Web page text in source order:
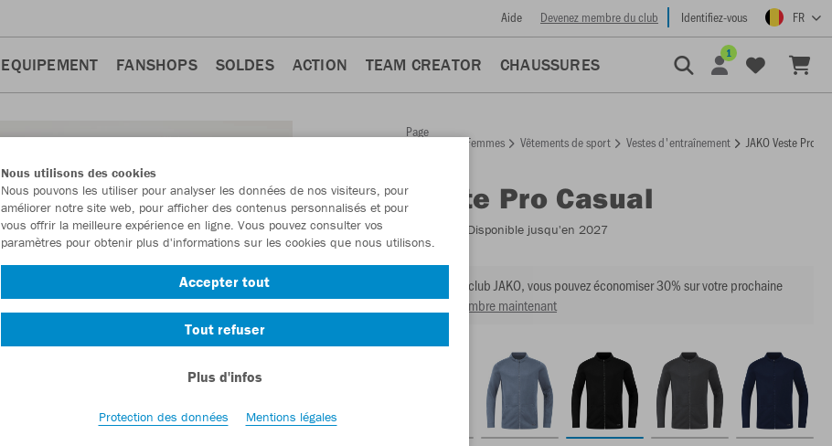
Aide Devenez membre du club Identifiez-vous FR
EQUIPEMENT FANSHOPS SOLDES ACTION TEAM CREATOR CHAUSSURES
1
Retour
Page
Femmes Vêtements de sport Vestes d'entraînement JAKO Veste Pro
JAKO Veste Pro Casual
Numéro d’article: - Disponible jusqu'en 2027
En tant que membre du club JAKO, vous pouvez économiser 30% sur votre prochaine
commande.Devenir membre maintenant
Nous utilisons des cookies
Nous pouvons les utiliser pour analyser les données de nos visiteurs, pour
améliorer notre site web, pour afficher des contenus personnalisés et pour
vous offrir la meilleure expérience en ligne. Vous pouvez consulter vos
paramètres pour obtenir plus d'informations sur les cookies que nous utilisons.
Accepter tout
Tout refuser
Plus d'infos
Protection des données Mentions légales